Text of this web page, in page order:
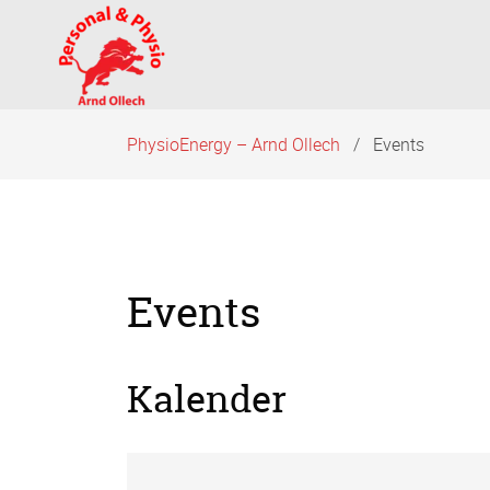
Navigation
überspringen
PhysioEnergy – Arnd Ollech Events
Events
Kalender